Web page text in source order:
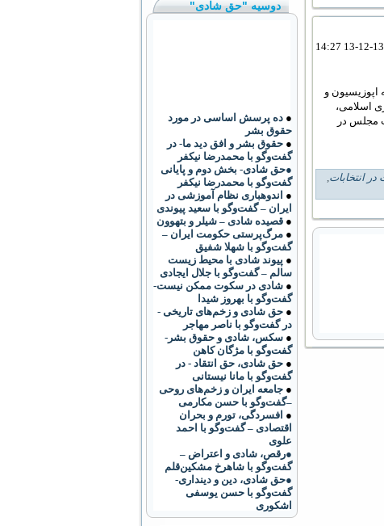
اپوزیسیون و
اسلامی،
مجلس در
انتخابات,
دوسیه "حق شادی"
● ده پرسش اساسی در مورد
حقوق بشر
● حقوق بشر و افق دید ما- در
گفت‌وگو با محمدرضا نیکفر
●حق شادی- بخش دوم و پایانی
گفت‌وگو با محمدرضا نیکفر
● اندوهباری نظام آموزشی در
ایران – گفت‌وگو با سعید پیوندی
● قصیده شادی – شیلر و بتهوون
● مرگ‌پرستی حکومت ایران –
گفت‌وگو با شهلا شفیق
● پیوند شادی با محیط زیست
سالم – گفت‌وگو با جلال ایجادی
● شادی در سکوت ممکن نیست-
گفت‌وگو با بهروز شیدا
● حق شادی و زخم‌های تاریخی -
در گفت‌وگو با ناصر مهاجر
● سکس، شادی و حقوق بشر-
گفت‌وگو با مژگان کاهن
● حق شادی، حق انتقاد - در
گفت‌وگو با مانا نیستانی
● جامعه ایران و زخم‌های روحی
–گفت‌وگو با حسن مکارمی
● افسردگی، تورم و بحران
اقتصادی – گفت‌وگو با احمد
علوی
●رقص، شادی و اعتراض –
گفت‌و‌گو با شاهرخ مشکین‌قلم
●حق شادی، دین و دینداری-
گفت‌وگو با حسن یوسفی
اشکوری